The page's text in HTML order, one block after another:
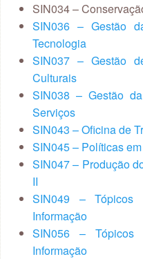
SIN034 –
SIN036 – Gestão
Tecnologia
SIN037 – Gestão
Culturais
SIN038 – Gestão
Serviços
SIN043 – Oficina de
SIN045 – Políticas
SIN047 – Produção
II
SIN049 – Tópicos
Informação
SIN056 – Tópicos
Informação